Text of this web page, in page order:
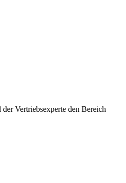
Vertriebsexperte den Bereich